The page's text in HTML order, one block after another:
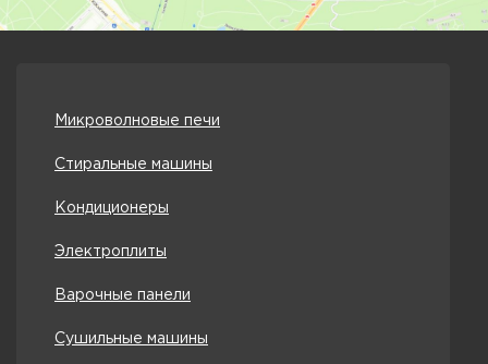
Микроволновые печи
Стиральные машины
Кондиционеры
Электроплиты
Варочные панели
Сушильные машины